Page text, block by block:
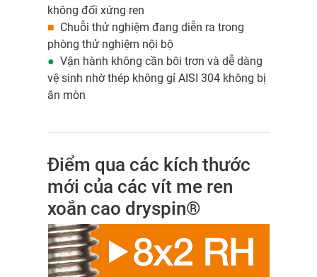
không đối xứng ren
■ Chuỗi thử nghiệm đang diễn ra trong
phòng thử nghiệm nội bộ
● Vận hành không cần bôi trơn và dễ dàng
vệ sinh nhờ thép không gỉ AISI 304 không bị
ăn mòn
Điểm qua các kích thước
mới của các vít me ren
xoắn cao dryspin®